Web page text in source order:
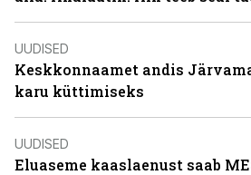
UUDISED
Keskkonnaamet andis
karu küttimiseks
UUDISED
Eluaseme kaaslaenust saab